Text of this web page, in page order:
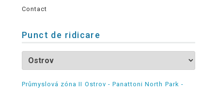
Contact
Punct de ridicare
Průmyslová zóna II Ostrov - Panattoni North Park -